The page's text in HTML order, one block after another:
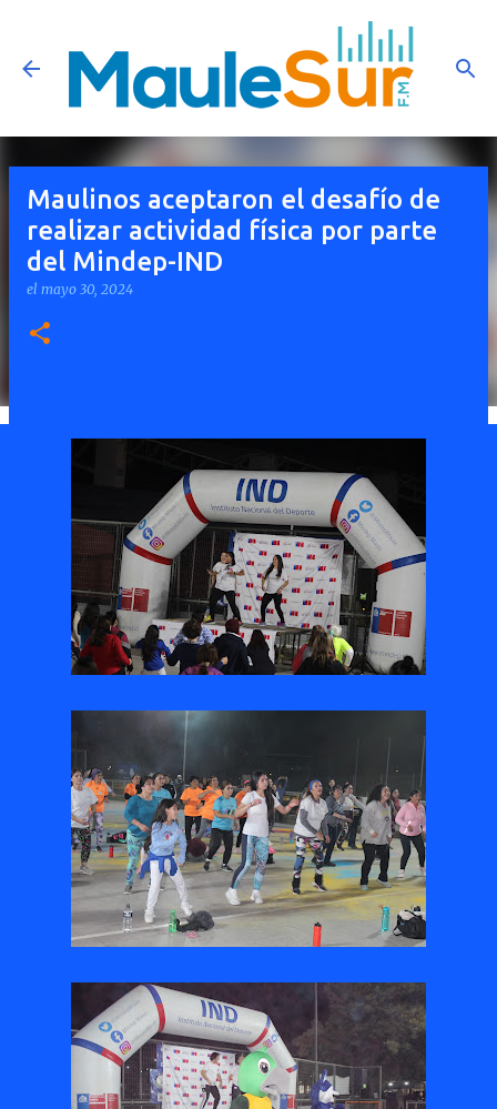
Ir al contenido principal
Maulinos aceptaron el desafío de
realizar actividad física por parte
del Mindep-IND
el mayo 30, 2024